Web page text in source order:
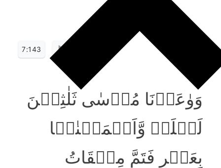
7:143
وَوٰعَدۡنَا مُوۡسٰی ثَلٰثِیۡنَ
لَیۡلَۃً وَّاَتۡمَمۡنٰہَا
بِعَشۡرٍ فَتَمَّ مِیۡقَاتُ